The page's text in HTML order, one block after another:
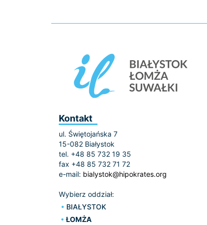
Kontakt
ul. Świętojańska 7
15-082 Białystok
tel. +48 85 732 19 35
fax +48 85 732 71 72
e-mail: bialystok@hipokrates.org
Wybierz oddział:
BIAŁYSTOK
ŁOMŻA